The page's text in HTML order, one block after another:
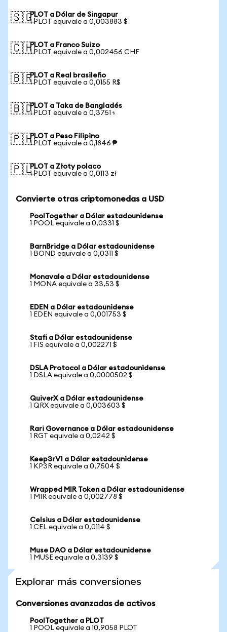
🇸🇬PLOT a Dólar de Singapur
1 PLOT equivale a 0,003883 $
🇨🇭PLOT a Franco Suizo
1 PLOT equivale a 0,002456 CHF
🇧🇷PLOT a Real brasileño
1 PLOT equivale a 0,0155 R$
🇧🇩PLOT a Taka de Bangladés
1 PLOT equivale a 0,3751 ৳
🇵🇭PLOT a Peso Filipino
1 PLOT equivale a 0,1846 ₱
🇵🇱PLOT a Złoty polaco
1 PLOT equivale a 0,0113 zł
Convierte otras criptomonedas a USD
PoolTogether a Dólar estadounidense
1 POOL equivale a 0,0331 $
BarnBridge a Dólar estadounidense
1 BOND equivale a 0,0311 $
Monavale a Dólar estadounidense
1 MONA equivale a 33,53 $
EDEN a Dólar estadounidense
1 EDEN equivale a 0,001753 $
Stafi a Dólar estadounidense
1 FIS equivale a 0,002271 $
DSLA Protocol a Dólar estadounidense
1 DSLA equivale a 0,0000502 $
QuiverX a Dólar estadounidense
1 QRX equivale a 0,003603 $
Rari Governance a Dólar estadounidense
1 RGT equivale a 0,0242 $
Keep3rV1 a Dólar estadounidense
1 KP3R equivale a 0,7504 $
Wrapped MIR Token a Dólar estadounidense
1 MIR equivale a 0,002778 $
Celsius a Dólar estadounidense
1 CEL equivale a 0,0114 $
Muse DAO a Dólar estadounidense
1 MUSE equivale a 0,3139 $
Explorar más conversiones
Conversiones avanzadas de activos
PoolTogether a PLOT
1 POOL equivale a 10,9058 PLOT